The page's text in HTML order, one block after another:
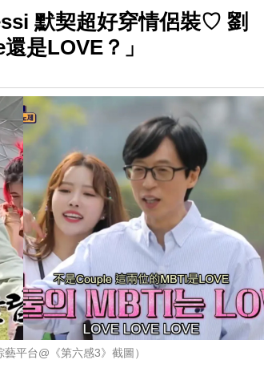
默契超好穿情侶裝♡ 劉
是LOVE？」
藝平台@《第六感3》截圖）